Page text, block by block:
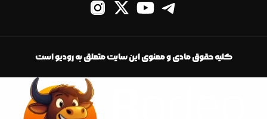
کلیه حقوق مادی و معنوی این سایت متعلق به رودیو است